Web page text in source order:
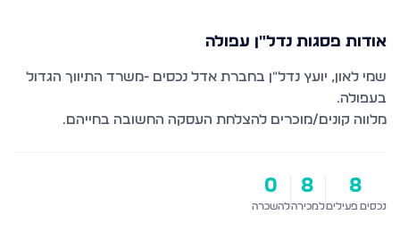
אודות פסגות נדל"ן עפולה
שמי לאון, יועץ נדל״ן בחברת אדל נכסים -משרד התיווך הגדול
מלווה קונים/מוכרים להצלחת העסקה החשובה בחייהם.
8
נכסים פעילים
8
למכירה
0
להשכרה